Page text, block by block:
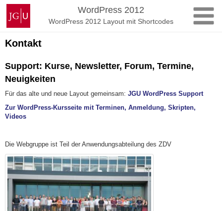
Zum
Inhalt
springen
Johannes
Gutenberg-
Universität
Mainz
WordPress 2012
WordPress 2012 Layout mit Shortcodes
Kontakt
Support: Kurse, Newsletter, Forum, Termine,
Neuigkeiten
Für das alte und neue Layout gemeinsam: JGU WordPress Support
Zur WordPress-Kursseite mit Terminen, Anmeldung, Skripten,
Videos
Die Webgruppe ist Teil der Anwendungsabteilung des ZDV